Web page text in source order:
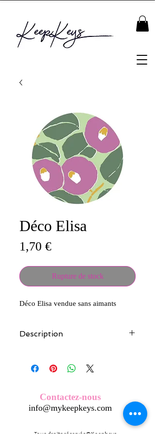
Déco Elisa
1,70 €Prix
Rupture de stock
Déco Elisa vendue sans aimants
Description
créés et fabriqués par nos soins.
Nos écussons se composent d'une
haute qualité et d'une pellicule plastique
transparente qui protège du frottement
et de l'eau, et assure ainsi une longivité
Contactez-nous
info@mykeepkeys.com